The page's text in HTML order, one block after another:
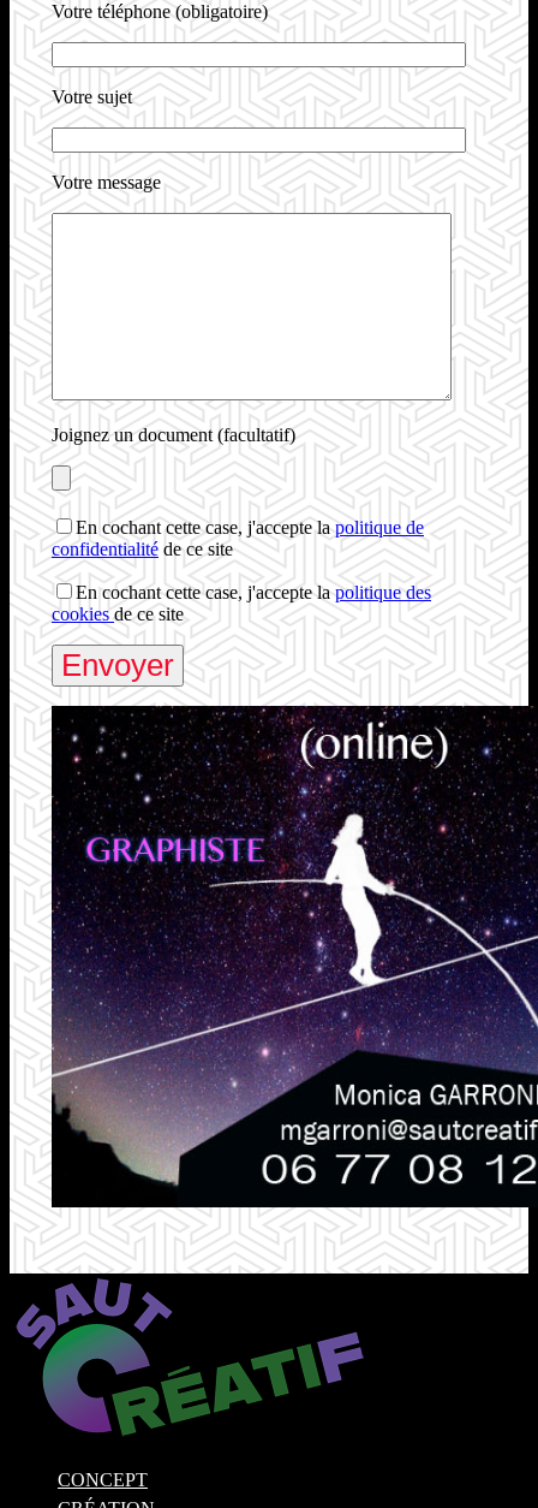
Votre téléphone (obligatoire)
Votre sujet
Votre message
Joignez un document (facultatif)
En cochant cette case, j'accepte lapolitique de
confidentialité de ce site
En cochant cette case, j'accepte lapolitique des
cookiesde ce site
CONCEPT